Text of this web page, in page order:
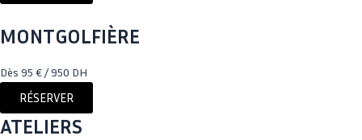
MONTGOLFIÈRE
Dès 95 € / 950 DH
RÉSERVER
ATELIERS